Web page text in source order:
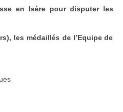
en Isère pour disputer les
les médaillés de l’Equipe de